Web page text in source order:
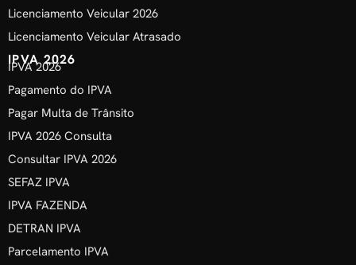
Licenciamento Veicular 2026
Licenciamento Veicular Atrasado
IPVA 2026
IPVA 2026
Pagamento do IPVA
Pagar Multa de Trânsito
IPVA 2026 Consulta
Consultar IPVA 2026
SEFAZ IPVA
IPVA FAZENDA
DETRAN IPVA
Parcelamento IPVA